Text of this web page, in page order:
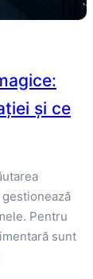
și ce
Pentru
sunt